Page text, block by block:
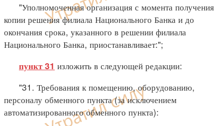
"Уполномоченная организация с момента получения
копии решения филиала Национального Банка и до
окончания срока, указанного в решении филиала
Национального Банка, приостанавливает:";
пункт 31 изложить в следующей редакции:
"31. Требования к помещению, оборудованию,
персоналу обменного пункта (за исключением
автоматизированного обменного пункта):